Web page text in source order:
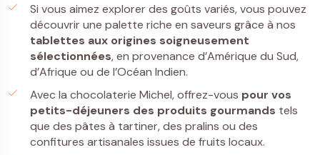
Si vous aimez explorer des goûts variés, vous pouvez
découvrir une palette riche en saveurs grâce à nos
tablettes aux origines soigneusement
sélectionnées, en provenance d’Amérique du Sud,
d’Afrique ou de l’Océan Indien.
Avec la chocolaterie Michel, offrez-vous pour vos
petits-déjeuners des produits gourmands tels
que des pâtes à tartiner, des pralins ou des
confitures artisanales issues de fruits locaux.